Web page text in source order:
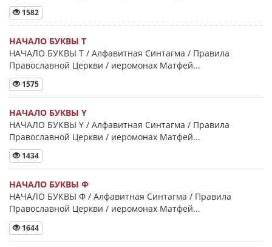
1582
НАЧАЛО БУКВЫ Τ
НАЧАЛО БУКВЫ Τ / Алфавитная Синтагма / Правила
Православной Церкви / иеромонах Матфей...
1575
НАЧАЛО БУКВЫ Y
НАЧАЛО БУКВЫ Y / Алфавитная Синтагма / Правила
Православной Церкви / иеромонах Матфей...
1434
НАЧАЛО БУКВЫ Φ
НАЧАЛО БУКВЫ Φ / Алфавитная Синтагма / Правила
Православной Церкви / иеромонах Матфей...
1644